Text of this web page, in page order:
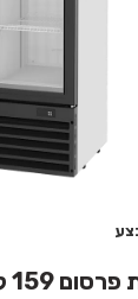
ליטר צר